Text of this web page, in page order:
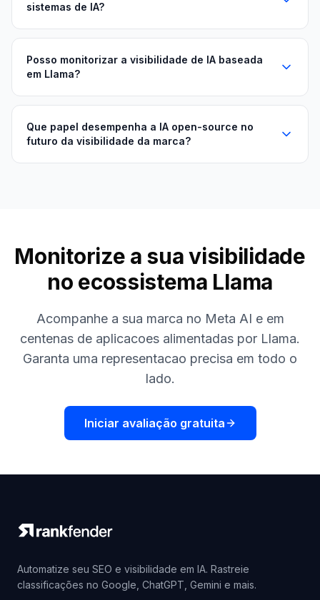
sistemas de IA?
Posso monitorizar a visibilidade de IA baseada
em Llama?
Que papel desempenha a IA open-source no
futuro da visibilidade da marca?
Monitorize a sua visibilidade
no ecossistema Llama
Acompanhe a sua marca no Meta AI e em
centenas de aplicacoes alimentadas por Llama.
Garanta uma representacao precisa em todo o
lado.
Iniciar avaliação gratuita
Automatize seu SEO e visibilidade em IA. Rastreie
classificações no Google, ChatGPT, Gemini e mais.